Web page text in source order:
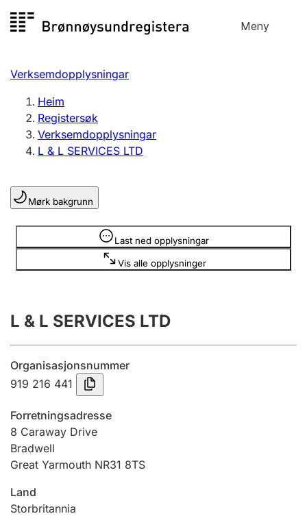
til
Meny
Registersøk
Aksjeselskap
Enkeltpersonføretak
Registrere, endre, slette
Lag og foreining
Registrere, endre, slette
Årsrekneskap
Innsending og forseinkingsgebyr
Tinglysing
Jeger
Betaling og jegeravgiftskort
Verksemdopplysningar
Heim
Registersøk
Verksemdopplysningar
L & L SERVICES LTD
Mørk bakgrunn
Last ned opplysningar
Vis alle opplysninger
Opplysninger er skjult
L & L SERVICES LTD
Organisasjonsnummer
919 216 441
Forretningsadresse
8 Caraway Drive
Bradwell
Great Yarmouth NR31 8TS
Land
Storbritannia